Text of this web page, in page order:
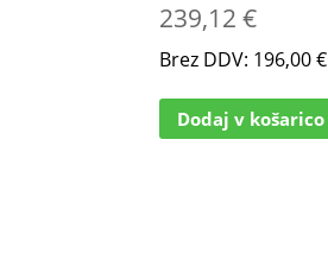
239,12€
Brez DDV: 196,00€
Dodaj v košarico